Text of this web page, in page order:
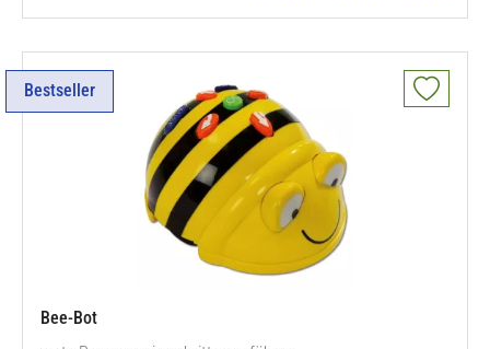
Bestseller
Bee-Bot